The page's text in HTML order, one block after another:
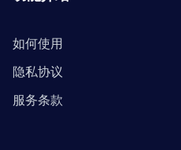
如何使用
隐私协议
服务条款